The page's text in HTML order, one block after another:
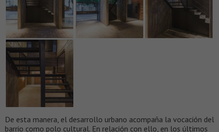
De esta manera, el desarrollo urbano acompaña la vocación del
barrio como polo cultural. En relación con ello, en los últimos